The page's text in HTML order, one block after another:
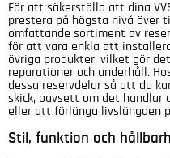
För att säkerställa att dina
prestera på högsta nivå över
omfattande sortiment av
för att vara enkla att
övriga produkter, vilket gör
reparationer och underhåll.
dessa reservdelar så att du
skick, oavsett om det
eller att förlänga livslängden
Stil, funktion och